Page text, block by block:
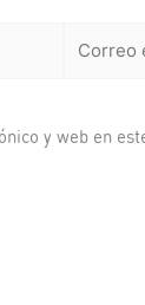
y web en